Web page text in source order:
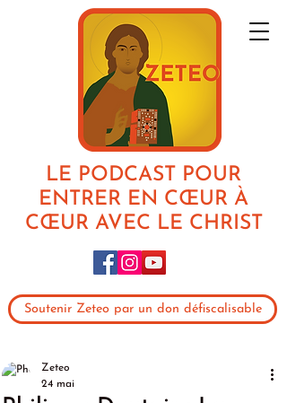
LE PODCAST POUR
ENTRER EN CŒUR À
CŒUR AVEC LE CHRIST
Soutenir Zeteo par un don défiscalisable
Zeteo
24 mai